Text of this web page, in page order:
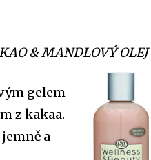
& MANDLOVÝ OLEJ
gelem
z kakaa.
a